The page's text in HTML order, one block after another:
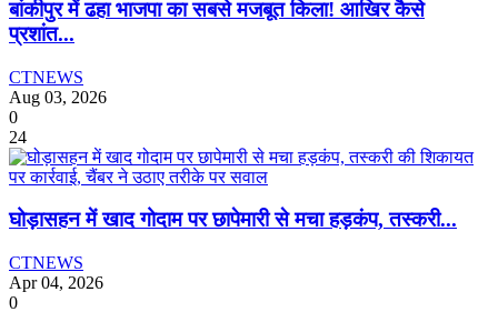
बांकीपुर में ढहा भाजपा का सबसे मजबूत किला! आखिर कैसे
प्रशांत...
CTNEWS
Aug 03, 2026
0
24
घोड़ासहन में खाद गोदाम पर छापेमारी से मचा हड़कंप, तस्करी...
CTNEWS
Apr 04, 2026
0